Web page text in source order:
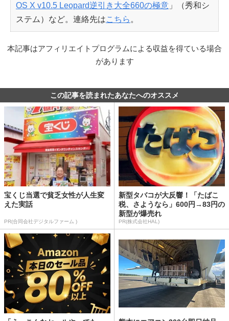
OS X v10.5 Leopard逆引き大全660の極意 」（秀和シ
ステム）など。連絡先はこちら 。
本記事はアフィリエイトプログラムによる収益を得ている場合
があります
この記事を読まれたあなたへのオススメ
宝くじ当選で貧乏女性が人生変
えた実話
PR(合同会社デジタルファーム )
新型タバコが大反響！「たばこ
税、さようなら」600円→83円の
新型が爆売れ
PR(株式会社HAL)